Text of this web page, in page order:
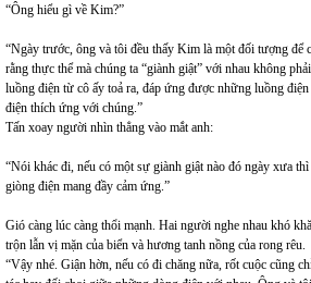
“Ông hiểu gì về Kim?”
“Ngày trước, ông và tôi đều thấy Kim là một đối tượng để
rằng thực thể mà chúng ta “giành giật” với nhau không
luồng điện từ cô ấy toả ra, đáp ứng được những luồng
điện thích ứng với chúng.”
Tấn xoay người nhìn thẳng vào mắt anh:
“Nói khác đi, nếu có một sự giành giật nào đó ngày xưa
giòng điện mang đầy cảm ứng.”
Gió càng lúc càng thổi mạnh. Hai người nghe nhau khó
trộn lẫn vị mặn của biển và hương tanh nồng của rong rêu.
“Vậy nhé. Giận hờn, nếu có đi chăng nữa, rốt cuộc cũng